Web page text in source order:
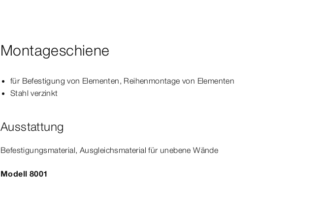
Montageschiene
für Befestigung von Elementen, Reihenmontage von Elementen
Stahl verzinkt
Ausstattung
Befesti­gungsmaterial, Ausgleichsmaterial für unebene Wände
Modell 8001